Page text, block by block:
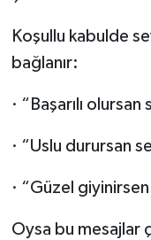
Koşullu kabulde
bağlanır:
· “Başarılı
· “Uslu durursan
· “Güzel
Oysa bu mesajlar